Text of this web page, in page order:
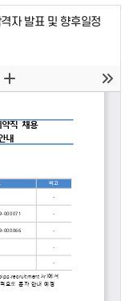
자 발표 및 향후일정